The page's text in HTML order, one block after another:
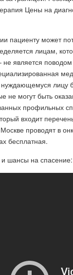
Цены на
пациенту может
лицам,
является
нуждающемуся
не могут быть
профильных
входит
проводят в
бесплатная.
шансы на спасение: